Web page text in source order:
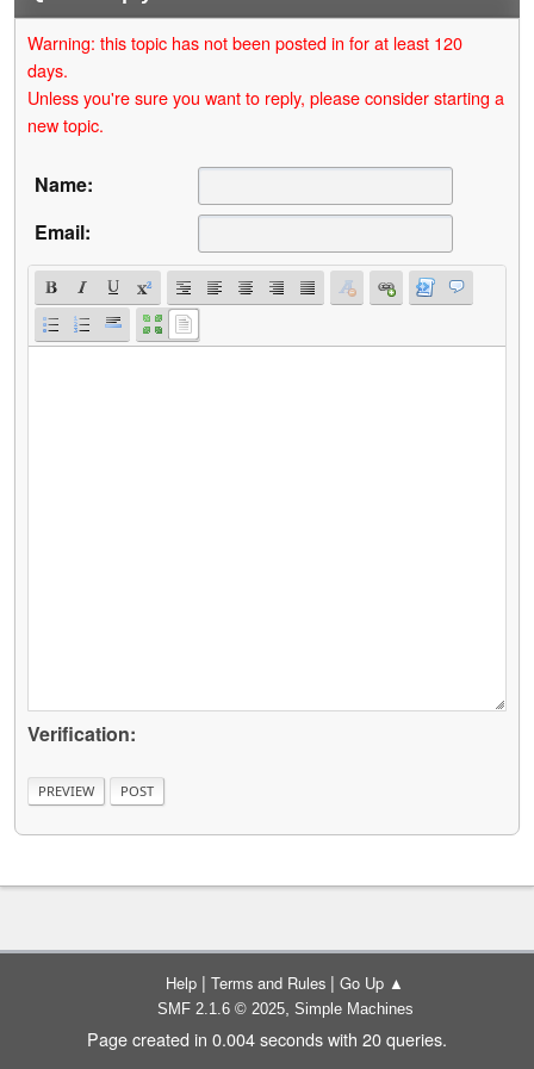
Warning: this topic has not been posted in for at least 120
days.
Unless you're sure you want to reply, please consider starting a
new topic.
Name:
Email:
Verification:
Help | Terms and Rules | Go Up ▲
SMF 2.1.6 © 2025, Simple Machines
Page created in 0.004 seconds with 20 queries.